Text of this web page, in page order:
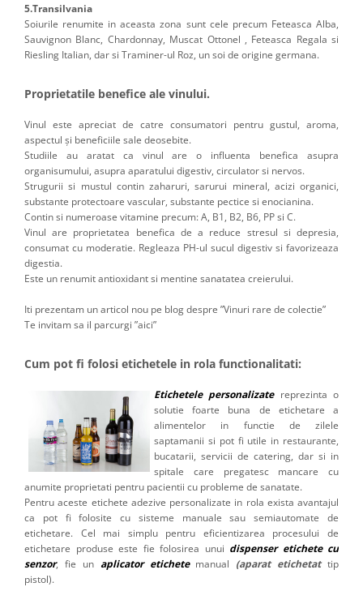
5.Transilvania
Soiurile renumite in aceasta zona sunt cele precum Feteasca Alba,
Sauvignon Blanc, Chardonnay, Muscat Ottonel , Feteasca Regala si
Riesling Italian, dar si Traminer-ul Roz, un soi de origine germana.
Proprietatile benefice ale vinului.
Vinul este apreciat de catre consumatori pentru gustul, aroma,
aspectul și beneficiile sale deosebite.
Studiile au aratat ca vinul are o influenta benefica asupra
organisumului, asupra aparatului digestiv, circulator si nervos.
Strugurii si mustul contin zaharuri, sarurui mineral, acizi organici,
substante protectoare vascular, substante pectice si enocianina.
Contin si numeroase vitamine precum: A, B1, B2, B6, PP si C.
Vinul are proprietatea benefica de a reduce stresul si depresia,
consumat cu moderatie. Regleaza PH-ul sucul digestiv si favorizeaza
digestia.
Este un renumit antioxidant si mentine sanatatea creierului.
Iti prezentam un articol nou pe blog despre ”Vinuri rare de colectie”
Te invitam sa il parcurgi ”aici”
Cum pot fi folosi etichetele in rola functionalitati:
Etichetele personalizatereprezinta o
solutie foarte buna de etichetare a
alimentelor in functie de zilele
saptamanii si pot fi utile in restaurante,
bucatarii, servicii de catering, dar si in
spitale care pregatesc mancare cu
anumite proprietati pentru pacientii cu probleme de sanatate.
Pentru aceste etichete adezive personalizate in rola exista avantajul
ca pot fi folosite cu sisteme manuale sau semiautomate de
etichetare. Cel mai simplu pentru eficientizarea procesului de
etichetare produse este fie folosirea unui dispenser etichete cu
senzor, fie un aplicator etichetemanual (aparat etichetattip
pistol).